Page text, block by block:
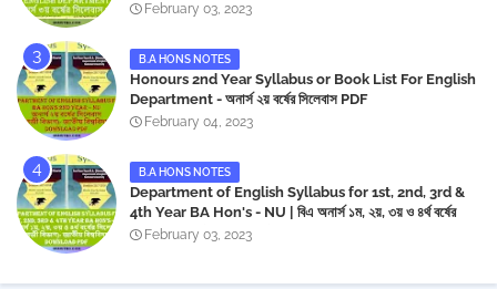
February 03, 2023
B.A HONS NOTES
Honours 2nd Year Syllabus or Book List For English
Department - অনার্স ২য় বর্ষের সিলেবাস PDF
February 04, 2023
B.A HONS NOTES
Department of English Syllabus for 1st, 2nd, 3rd &
4th Year BA Hon's - NU | বিএ অনার্স ১ম, ২য়, ৩য় ও ৪র্থ বর্ষের
সিলেবাস (ইংরেজী বিভাগ)- জাতীয় বিশ্ববিদ্যালয় | Download PDF
February 03, 2023